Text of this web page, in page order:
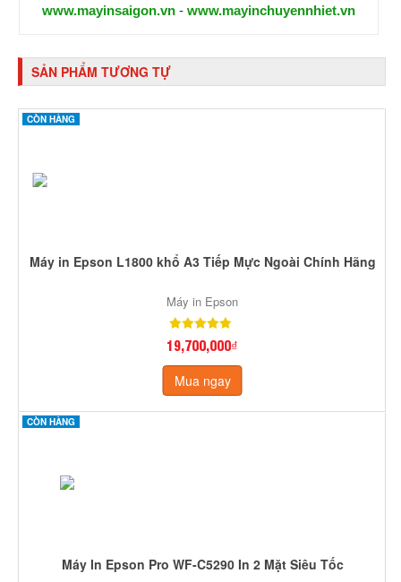
www.mayinsaigon.vn - www.mayinchuyennhiet.vn
SẢN PHẨM TƯƠNG TỰ
CÒN HÀNG
Máy in Epson L1800 khổ A3 Tiếp Mực Ngoài Chính Hãng
Máy in Epson
19,700,000₫
Mua ngay
CÒN HÀNG
Máy In Epson Pro WF-C5290 In 2 Mặt Siêu Tốc